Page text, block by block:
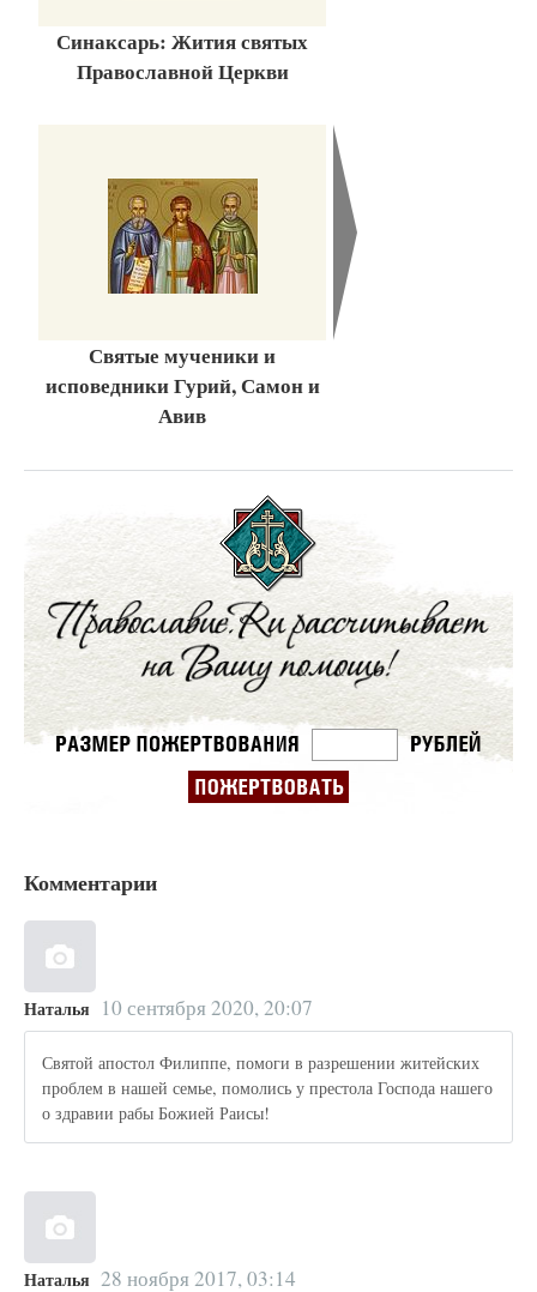
Синаксарь: Жития святых
Православной Церкви
Святые мученики и
исповедники Гурий, Самон и
Авив
Комментарии
Наталья 10 сентября 2020, 20:07
Святой апостол Филиппе, помоги в разрешении житейских
проблем в нашей семье, помолись у престола Господа нашего
о здравии рабы Божией Раисы!
Наталья 28 ноября 2017, 03:14